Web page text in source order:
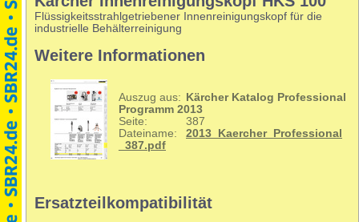
Flüssigkeitsstrahlgetriebener Innenreinigungskopf für die
industrielle Behälterreinigung
Weitere Informationen
Auszug aus:
Kärcher Katalog Professional
Programm 2013
Seite:
387
Dateiname:
2013_Kaercher_Professional
_387.pdf
Ersatzteilkompatibilität